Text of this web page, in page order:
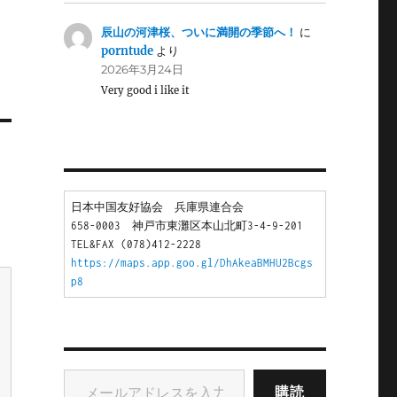
辰山の河津桜、ついに満開の季節へ！ に
porntude より
2026年3月24日
Very good i like it
日本中国友好協会　兵庫県連合会
658-0003　神戸市東灘区本山北町3-4-9-201
TEL&FAX (078)412-2228
https://maps.app.goo.gl/DhAkeaBMHU2Bcgs
p8
メールアドレスを入力...
購読